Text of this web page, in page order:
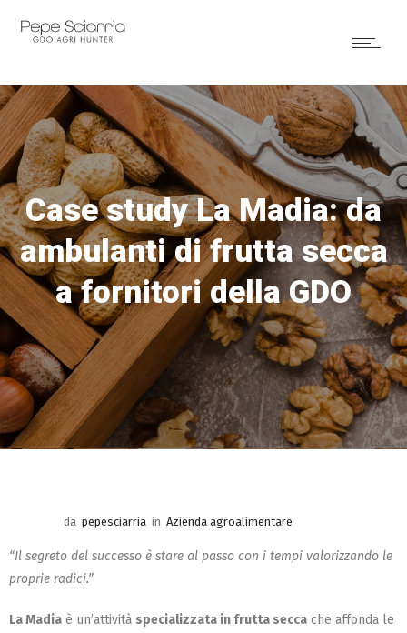
Case study La Madia: da
ambulanti di frutta secca
a fornitori della GDO
da pepesciarria in Azienda agroalimentare
“Il segreto del successo è stare al passo con i tempi valorizzando le
proprie radici.”
La Madia è un’attività specializzata in frutta secca che affonda le